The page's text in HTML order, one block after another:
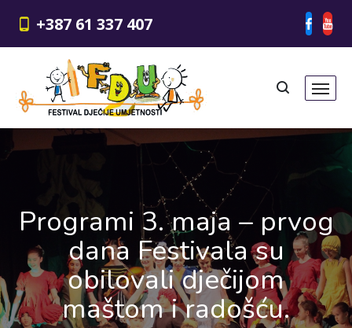
+387 61 337 407
Programi 3. maja – prvog
dana Festivala su
obilovali dječijom
maštom i radošću.